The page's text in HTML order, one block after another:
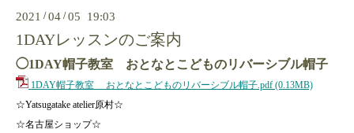
2021 /04 /05 19:03
1DAYレッスンのご案内
◯1DAY帽子教室 おとなとこどものリバーシブル帽子
1DAY帽子教室 おとなとこどものリバーシブル帽子.pdf (0.13MB)
☆Yatsugatake atelier原村☆
☆名古屋ショップ☆